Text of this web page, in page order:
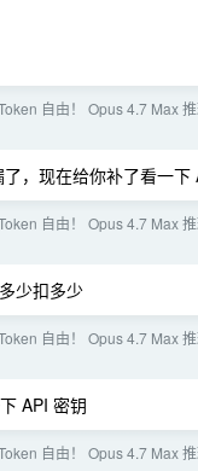
自由！ Opus 4.7 Max
，现在给你补了看一下
自由！ Opus 4.7 Max
少扣多少
自由！ Opus 4.7 Max
API 密钥
自由！ Opus 4.7 Max